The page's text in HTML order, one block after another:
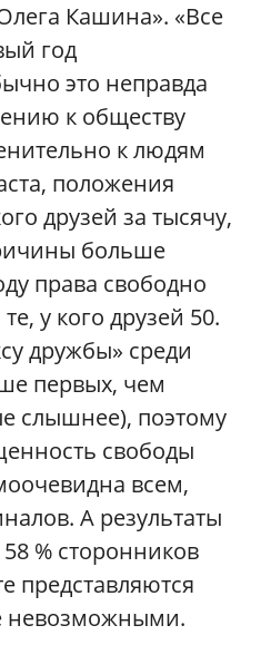
Кашина». «Все
год
это неправда
к обществу
к людям
положения
друзей за тысячу,
больше
права свободно
у кого друзей 50.
дружбы» среди
первых, чем
слышнее), поэтому
свободы
всем,
А результаты
% сторонников
представляются
невозможными.